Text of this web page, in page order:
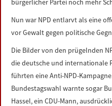
bürgerlicher Partei noch mehr
Nun war NPD entlarvt als eine
vor Gewalt gegen politische
Die Bilder von den prügelnden
die deutsche und internationale
führten eine Anti-NPD-
Bundestagswahl warnte sogar
Hassel, ein CDU-Mann,